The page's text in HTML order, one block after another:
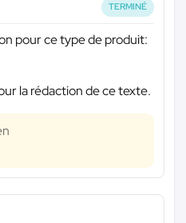
TERMINÉ
pour ce type de produit:
la rédaction de ce texte.